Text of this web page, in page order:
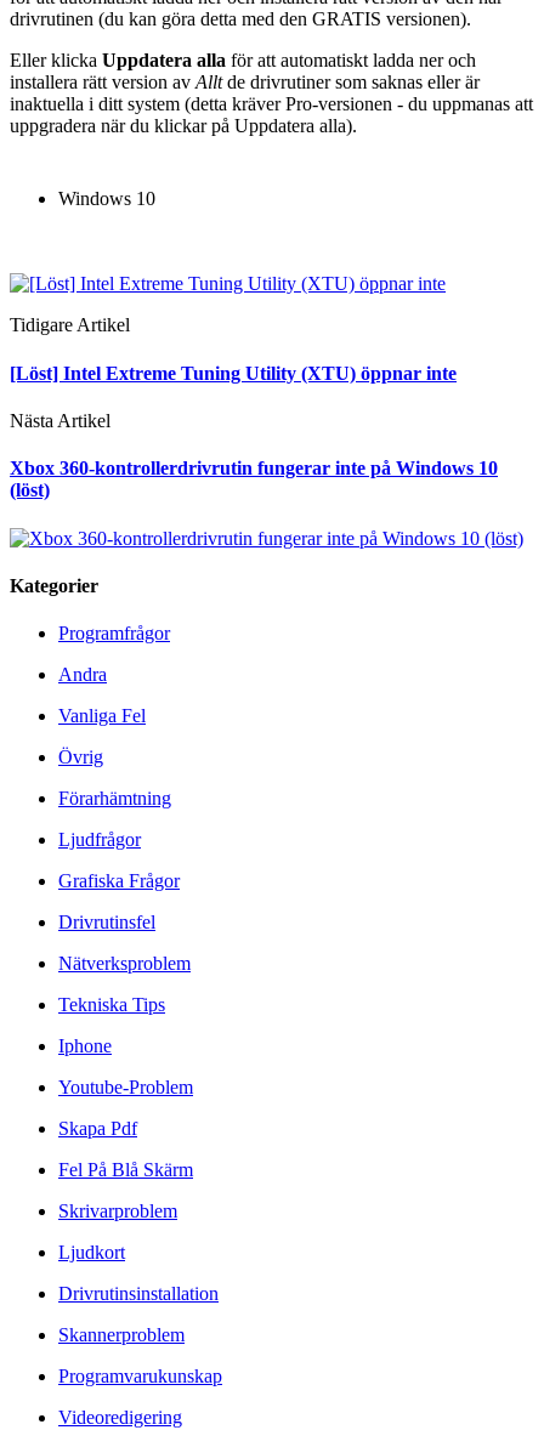
drivrutinen (du kan göra detta med den GRATIS versionen).
Eller klicka Uppdatera alla för att automatiskt ladda ner och
installera rätt version av Allt de drivrutiner som saknas eller är
inaktuella i ditt system (detta kräver Pro-versionen - du uppmanas att
uppgradera när du klickar på Uppdatera alla).
Windows 10
Tidigare Artikel
[Löst] Intel Extreme Tuning Utility (XTU) öppnar inte
Nästa Artikel
Xbox 360-kontrollerdrivrutin fungerar inte på Windows 10
(löst)
Kategorier
Programfrågor
Andra
Vanliga Fel
Övrig
Förarhämtning
Ljudfrågor
Grafiska Frågor
Drivrutinsfel
Nätverksproblem
Tekniska Tips
Iphone
Youtube-Problem
Skapa Pdf
Fel På Blå Skärm
Skrivarproblem
Ljudkort
Drivrutinsinstallation
Skannerproblem
Programvarukunskap
Videoredigering